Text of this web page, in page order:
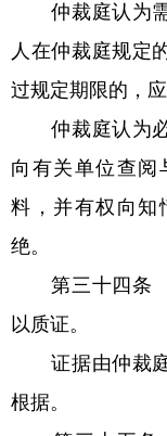
仲裁庭认为需
人在仲裁庭规定
过规定期限的，
仲裁庭认为必
向有关单位查阅
料，并有权向知
绝。
第三十四条
以质证。
证据由仲裁庭
根据。